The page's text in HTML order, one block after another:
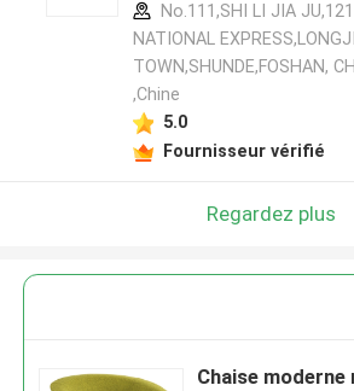
No.111,SHI LI JIA JU,121
NATIONAL
TOWN,SHUNDE,FOSHAN,
,Chine
5.0
Fournisseur vérifié
Regardez plus
Chaise moderne